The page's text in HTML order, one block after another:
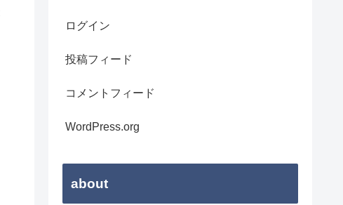
ログイン
投稿フィード
コメントフィード
WordPress.org
about